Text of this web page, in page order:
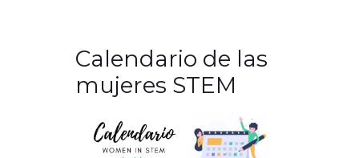
Calendario de las
mujeres STEM